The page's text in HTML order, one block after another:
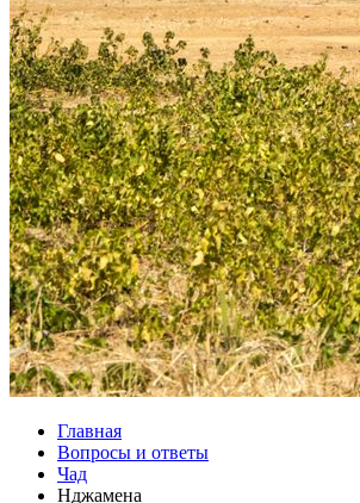
Главная
Вопросы и ответы
Чад
Нджамена